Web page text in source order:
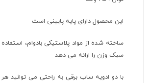
این محصول دارای پایه پایینی است
ساخته شده از مواد پلاستیکی بادوام،
سبک وزن را ارائه می دهد
با دو ادویه ساب برقی به راحتی می توانید هر